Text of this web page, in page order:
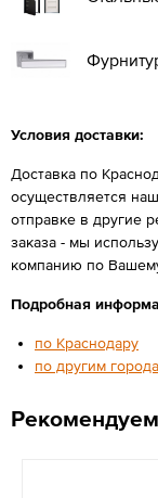
Условия доставки:
Доставка по
осуществляется
отправке в другие
заказа - мы
компанию по
Подробная
по Краснодару
по другим